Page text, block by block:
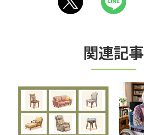
関連記事